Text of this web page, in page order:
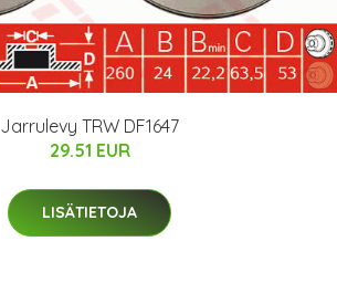
Jarrulevy TRW DF1647
29.51 EUR
LISÄTIETOJA